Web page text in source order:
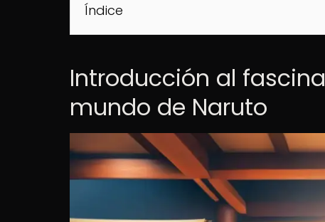
Índice
Introducción al
mundo de Naruto